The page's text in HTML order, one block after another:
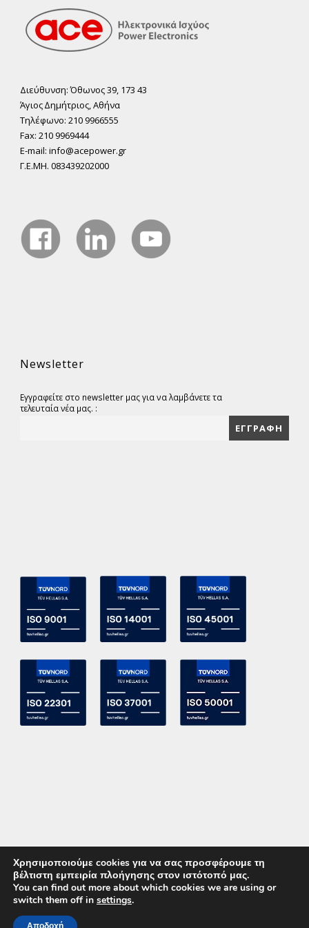
Διεύθυνση: Όθωνος 39, 173 43
Άγιος ∆ηµήτριος, Αθήνα
Τηλέφωνο: 210 9966555
Fax: 210 9969444
E-mail: info@acepower.gr
Γ.Ε.ΜΗ. 083439202000
Newsletter
Εγγραφείτε στο newsletter μας για να λαμβάνετε τα
τελευταία νέα μας. :
Copyright 2015 ACE Power Electronics - All Right Reserved
Χρησιμοποιούμε cookies για να σας προσφέρουμε τη
βέλτιστη εμπειρία πλοήγησης στον ιστότοπό μας.
You can find out more about which cookies we are using or
switch them off in settings.